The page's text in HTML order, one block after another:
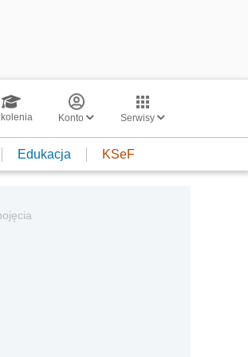
Konto Serwisy
Edukacja KSeF